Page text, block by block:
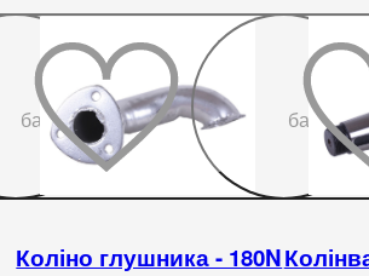
До
бажаного
Коліно глушника - 180N